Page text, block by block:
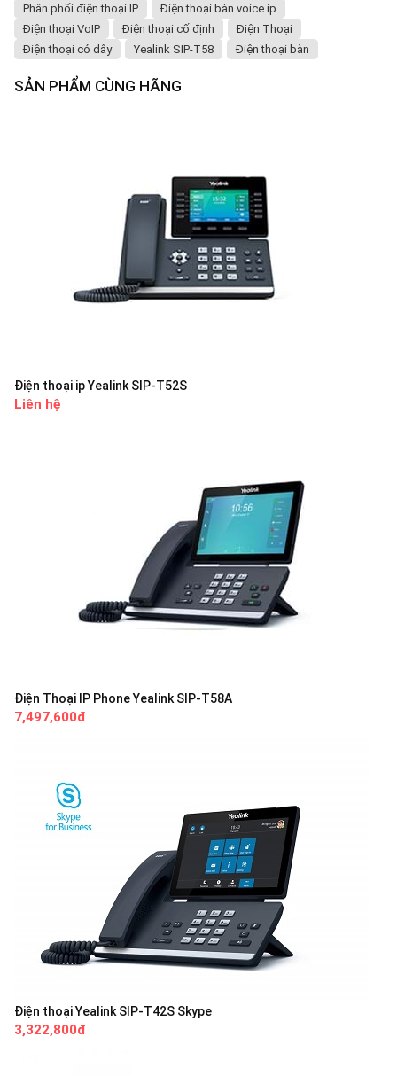
Phân phối điện thoại IP
Điện thoại bàn voice ip
Điện thoại VoIP
Điện thoại cố định
Điện Thoại
Điện thoại có dây
Yealink SIP-T58 Điện thoại bàn
SẢN PHẨM CÙNG HÃNG
Điện thoại ip Yealink SIP-T52S
Liên hệ
Điện Thoại IP Phone Yealink SIP-T58A
7,497,600đ
Điện thoại Yealink SIP-T42S Skype
3,322,800đ